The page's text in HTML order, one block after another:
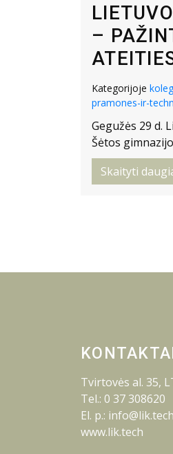
–
Kategorijoje
pramones-ir-
Gegužės 29 d.
Šėtos
Skaityti
Tvirtovės al. 35,
Tel.: 0 37 308620
El. p.: info@lik.tech
www.lik.tech